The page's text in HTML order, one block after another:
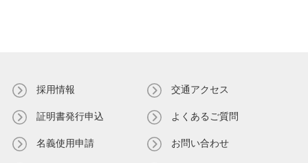
採用情報
証明書発⾏申込
名義使⽤申請
交通アクセス
よくあるご質問
お問い合わせ